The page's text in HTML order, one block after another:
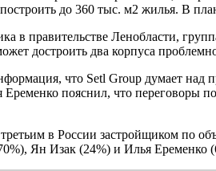
до 360 тыс. м2 жилья. В
в правительстве Ленобласти,
достроить два корпуса
что Setl Group думает над
пояснил, что переговоры по
третьим в России застройщиком по
Ян Изак (24%) и Илья Еременко